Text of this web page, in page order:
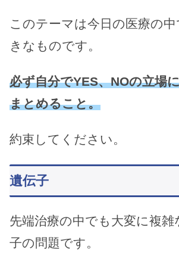
このテーマは今日の医療の
きなものです。
必ず自分でYES、NOの立場
まとめること。
約束してください。
遺伝子
先端治療の中でも大変に複雑
子の問題です。